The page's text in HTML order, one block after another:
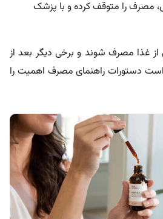
مصرف را متوقف کرده و با پزشک
غذا مصرف شوند و برخی دیگر بعد از
است دستورات راهنمای مصرف اهمیت را